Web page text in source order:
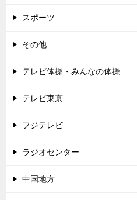
スポーツ
その他
テレビ体操・みんなの体操
テレビ東京
フジテレビ
ラジオセンター
中国地方